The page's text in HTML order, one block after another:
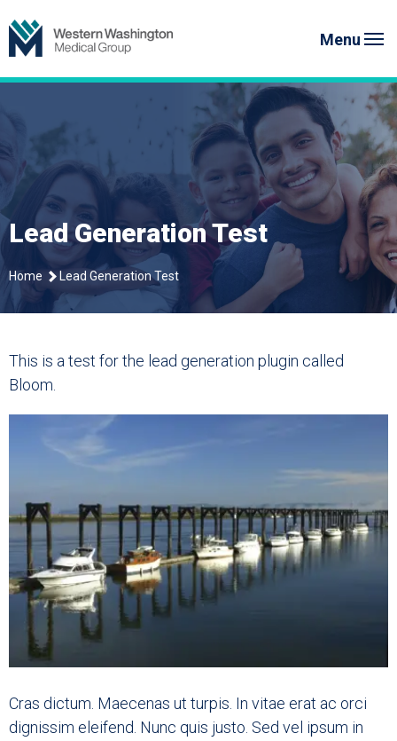
to
content
Menu
Lead Generation Test
Home Lead Generation Test
This is a test for the lead generation plugin called
Bloom.
Cras dictum. Maecenas ut turpis. In vitae erat ac orci
dignissim eleifend. Nunc quis justo. Sed vel ipsum in